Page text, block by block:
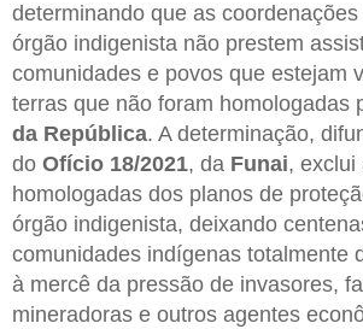
determinando que as
órgão indigenista não prestem
comunidades e povos que estejam
terras que não foram homologadas
da República. A determinação,
do Ofício 18/2021, da Funai, exclui
homologadas dos planos de
órgão indigenista, deixando
comunidades indígenas totalmente
à mercê da pressão de invasores,
mineradoras e outros agentes